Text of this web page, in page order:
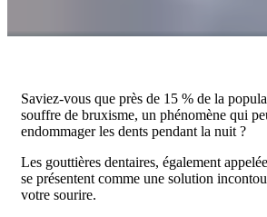
Saviez-vous que près de 15 % de la
souffre de bruxisme, un phénomène qui
endommager les dents pendant la nuit ?
Les gouttières dentaires, également
se présentent comme une solution
votre sourire.